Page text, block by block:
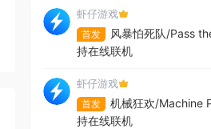
虾仔游戏
首发
风暴怕死队/Pass
持在线联机
虾仔游戏
首发
机械狂欢/Machine
持在线联机